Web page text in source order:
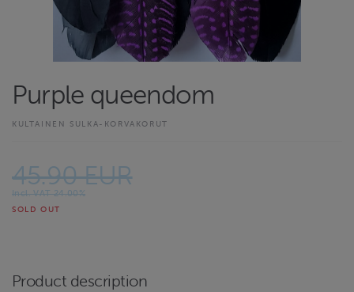
Purple queendom
KULTAINEN SULKA-KORVAKORUT
45.90 EUR
Incl. VAT 24.00%
SOLD OUT
Product description